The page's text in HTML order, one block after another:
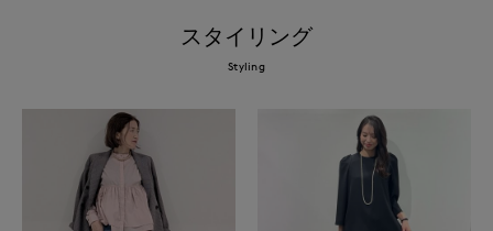
スタイリング
Styling